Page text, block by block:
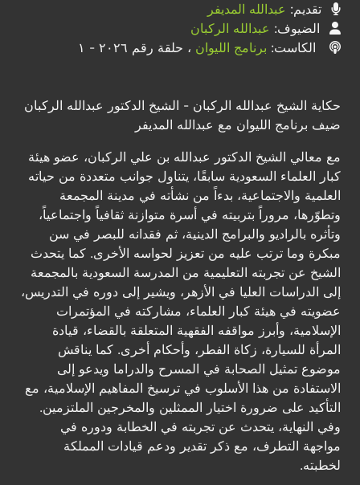
تقديم: عبدالله المديفر
الضيوف: عبدالله الركبان
الكاست: برنامج الليوان ، حلقة رقم ٢٠٢٦ - ١
حكاية الشيخ عبدالله الركبان - الشيخ الدكتور عبدالله الركبان
ضيف برنامج الليوان مع عبدالله المديفر
مع معالي الشيخ الدكتور عبدالله بن علي الركبان، عضو هيئة
كبار العلماء السعودية سابقًا، يتناول جوانب متعددة من حياته
العلمية والاجتماعية، بدءاً من نشأته في مدينة المجمعة
وتطوّرها، مروراً بتربيته في أسرة متوازنة ثقافياً واجتماعياً،
وتأثره بالراديو والبرامج الدينية، ثم فقدانه للبصر في سن
مبكرة وما ترتب عليه من تعزيز لحواسه الأخرى. كما يتحدث
الشيخ عن تجربته التعليمية من المدرسة السعودية بالمجمعة
إلى الدراسات العليا في الأزهر، ويشير إلى دوره في التدريس،
عضويته في هيئة كبار العلماء، مشاركته في المؤتمرات
الإسلامية، وأبرز مواقفه الفقهية المتعلقة بالقضاء، قيادة
المرأة للسيارة، زكاة الفطر، وأحكام أخرى. كما يناقش
موضوع تمثيل الصحابة في المسرح والدراما ويدعو إلى
الاستفادة من هذا الأسلوب في ترسيخ المفاهيم الإسلامية، مع
التأكيد على ضرورة اختيار الممثلين والمخرجين الملتزمين.
وفي النهاية، يتحدث عن تجربته في الخطابة ودوره في
مواجهة التطرف، مع ذكر تقدير ودعم قيادات المملكة
لخطبته.